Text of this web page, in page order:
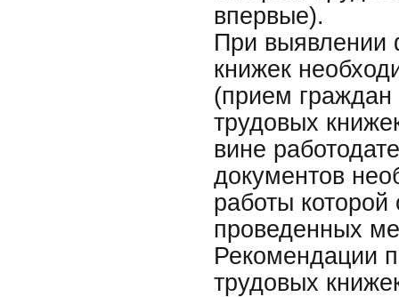
впервые).
При выявлении
книжек
(прием граждан
трудовых
вине
документов
работы
проведенных
Рекомендации
трудовых